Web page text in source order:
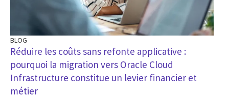
BLOG
Réduire les coûts sans refonte applicative :
pourquoi la migration vers Oracle Cloud
Infrastructure constitue un levier financier et
métier